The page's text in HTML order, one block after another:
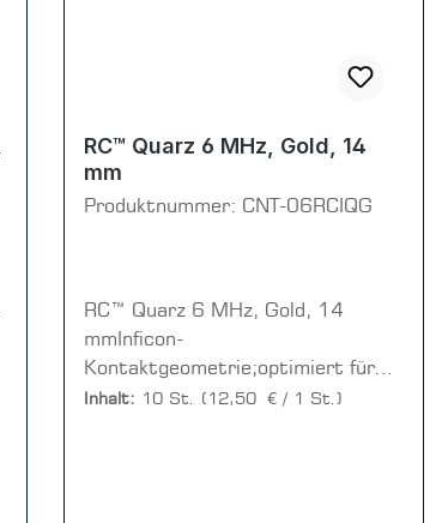
RC™ Quarz 6 MHz, Gold, 14
mm
Produktnummer: CNT-06RCIQG
RC™ Quarz 6 MHz, Gold, 14
mmInficon-
Kontaktgeometrie;optimiert für
QSK-Messkopf mit vergrößerter
Inhalt: 10 St. (12,50 € / 1 St.)